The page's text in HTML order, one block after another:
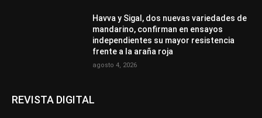
Havva y Sigal, dos nuevas variedades de
mandarino, confirman en ensayos
independientes su mayor resistencia
frente a la araña roja
agosto 4, 2026
REVISTA DIGITAL